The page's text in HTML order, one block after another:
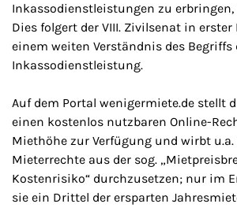
Inkassodienstleistungen zu erbringen,
Dies folgert der VIII. Zivilsenat in
einem weiten Verständnis des Begriffs
Inkassodienstleistung.
Auf dem Portal wenigermiete.de stellt
einen kostenlos nutzbaren Online-
Miethöhe zur Verfügung und wirbt
Mieterrechte aus der sog.
Kostenrisiko“ durchzusetzen; nur im
sie ein Drittel der ersparten